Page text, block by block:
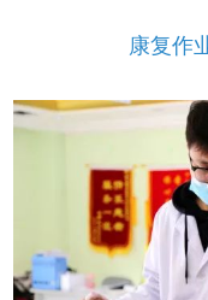
康复作